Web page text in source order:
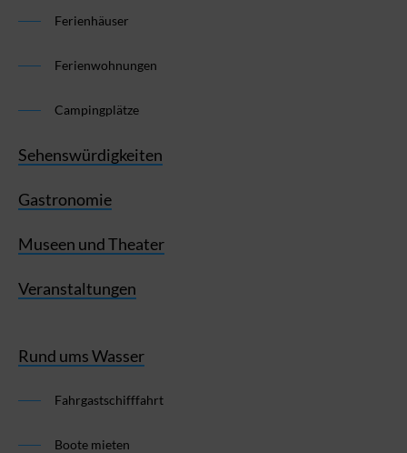
Ferienhäuser
Ferienwohnungen
Campingplätze
Sehenswürdigkeiten
Gastronomie
Museen und Theater
Veranstaltungen
Rund ums Wasser
Fahrgastschifffahrt
Boote mieten